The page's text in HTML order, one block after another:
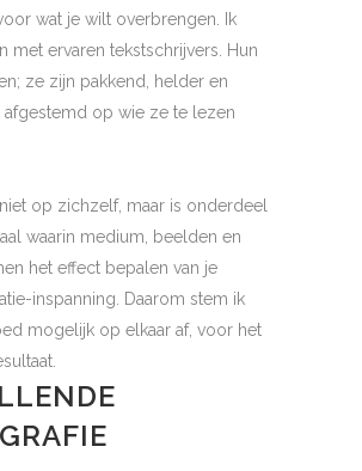
wat je wilt overbrengen. Ik
met ervaren tekstschrijvers. Hun
ze zijn pakkend, helder en
op wie ze te lezen
op zichzelf, maar is onderdeel
waarin medium, beelden en
het effect bepalen van je
inspanning. Daarom stem ik
mogelijk op elkaar af, voor het